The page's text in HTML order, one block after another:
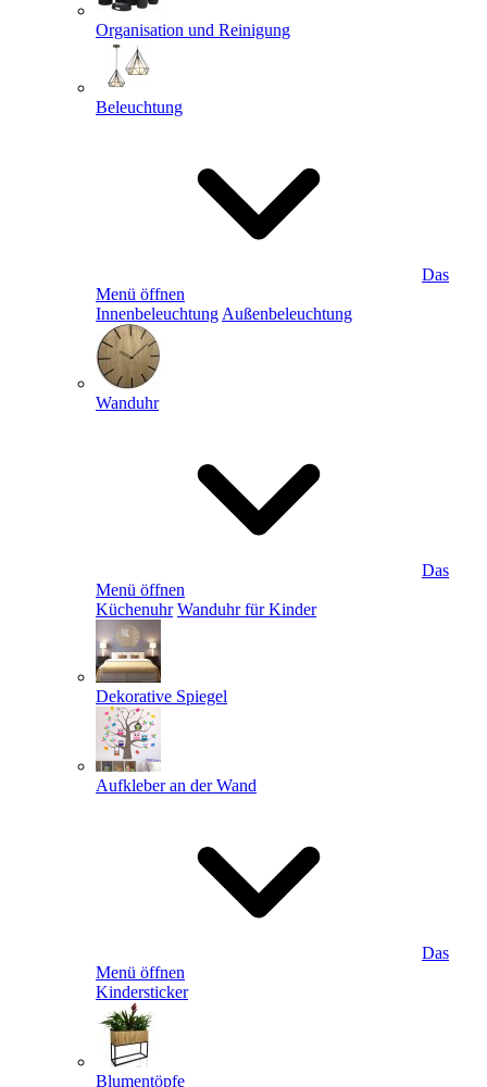
Organisation und Reinigung
Beleuchtung
Das
Menü öffnen
Innenbeleuchtung Außenbeleuchtung
Wanduhr
Das
Menü öffnen
Küchenuhr Wanduhr für Kinder
Dekorative Spiegel
Aufkleber an der Wand
Das
Menü öffnen
Kindersticker
Blumentöpfe